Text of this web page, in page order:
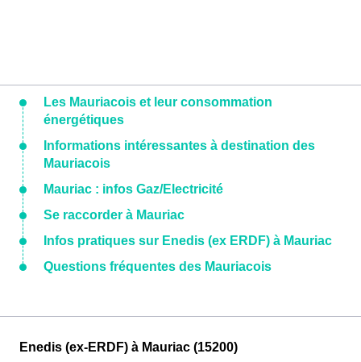
Les Mauriacois et leur consommation
énergétiques
Informations intéressantes à destination des
Mauriacois
Mauriac : infos Gaz/Electricité
Se raccorder à Mauriac
Infos pratiques sur Enedis (ex ERDF) à Mauriac
Questions fréquentes des Mauriacois
Enedis (ex-ERDF) à Mauriac (15200)